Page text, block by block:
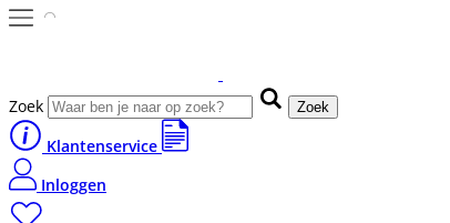
Zoek Zoek
Klantenservice
Inloggen